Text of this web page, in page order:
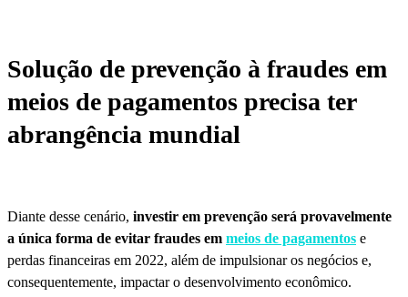
Solução de prevenção à fraudes em
meios de pagamentos precisa ter
abrangência mundial
Diante desse cenário, investir em prevenção será provavelmente
a única forma de evitar fraudes em meios de pagamentos e
perdas financeiras em 2022, além de impulsionar os negócios e,
consequentemente, impactar o desenvolvimento econômico.